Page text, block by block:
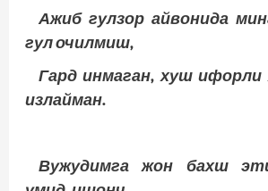
Ажиб гулзор айвонида
гул очилмиш,
Гард инмаган, хуш ифорли
излайман.
Вужудимга жон бахш